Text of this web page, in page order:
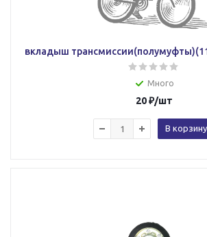
вкладыш
Много
20₽/шт
В корзину